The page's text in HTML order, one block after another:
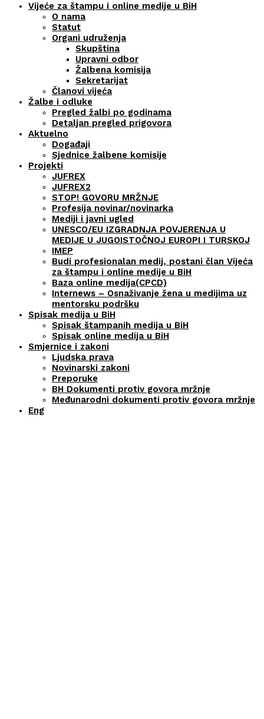
Vijeće za štampu i online medije u BiH
O nama
Statut
Organi udruženja
Skupština
Upravni odbor
Žalbena komisija
Sekretarijat
Članovi vijeća
Žalbe i odluke
Pregled žalbi po godinama
Detaljan pregled prigovora
Aktuelno
Događaji
Sjednice žalbene komisije
Projekti
JUFREX
JUFREX2
STOP! GOVORU MRŽNJE
Profesija novinar/novinarka
Mediji i javni ugled
UNESCO/EU IZGRADNJA POVJERENJA U
MEDIJE U JUGOISTOČNOJ EUROPI I TURSKOJ
IMEP
Budi profesionalan medij, postani član Vijeća
za štampu i online medije u BiH
Baza online medija(CPCD)
Internews – Osnaživanje žena u medijima uz
mentorsku podršku
Spisak medija u BiH
Spisak štampanih medija u BiH
Spisak online medija u BiH
Smjernice i zakoni
Ljudska prava
Novinarski zakoni
Preporuke
BH Dokumenti protiv govora mržnje
Međunarodni dokumenti protiv govora mržnje
Eng